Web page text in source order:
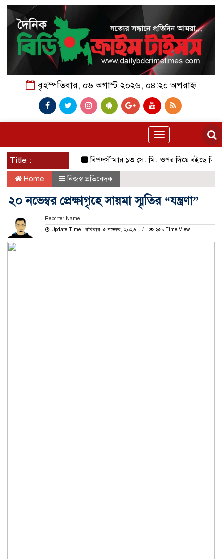
বৃহস্পতিবার, ০৬ অগাস্ট ২০২৬, ০৪:২০ অপরাহ্ন
Toggle
navigation
Title : বিপদসীমার ১৩ সে. মি. ওপর দিয়ে বইছে তিস্তার পানি
Home নিজস্ব প্রতিবেদক
২০ নভেম্বর প্রেক্ষাগৃহে সায়মা স্মৃতির “যন্ত্রণা”
Reporter Name
Update Time : রবিবার, ৫ নভেম্বর, ২০২৩
২৫০ Time View